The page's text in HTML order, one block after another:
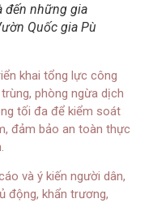
đến những gia
Quốc gia Pù
khai tổng lực công
phòng ngừa dịch
tối đa để kiểm soát
đảm bảo an toàn thực
và ý kiến người dân,
động, khẩn trương,